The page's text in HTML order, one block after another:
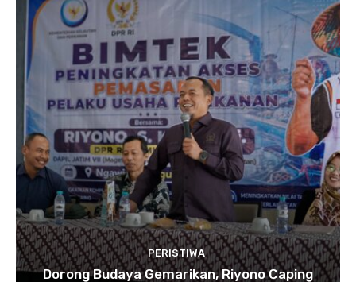
PERISTIWA
Dorong Budaya Gemarikan, Riyono Caping